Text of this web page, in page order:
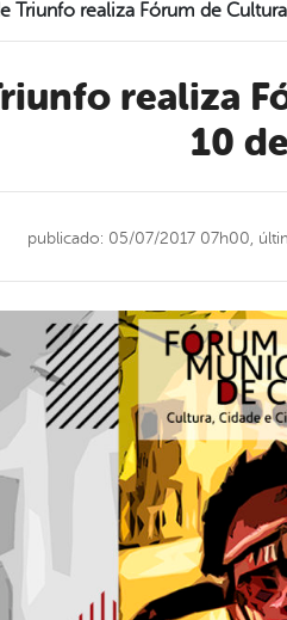
10
publicado: 05/07/2017 07h00,